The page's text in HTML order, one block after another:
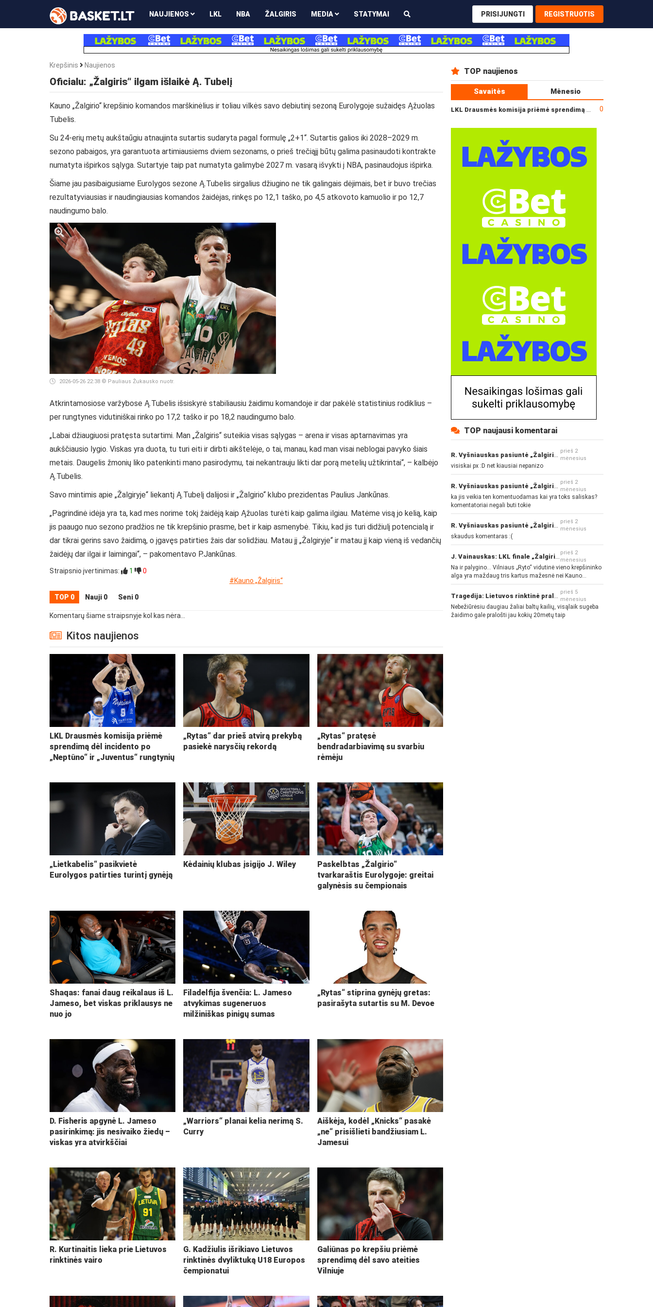
NAUJIENOS LKL NBA ŽALGIRIS MEDIA STATYMAI PRISIJUNGTI REGISTRUOTIS
Krepšinis Naujienos
Oficialu: „Žalgiris“ ilgam išlaikė Ą. Tubelį
Kauno „Žalgirio“ krepšinio komandos marškinėlius ir toliau vilkės savo debiutinį sezoną Eurolygoje sužaidęs Ąžuolas
Tubelis.
Su 24-erių metų aukštaūgiu atnaujinta sutartis sudaryta pagal formulę „2+1“. Sutartis galios iki 2028–2029 m.
sezono pabaigos, yra garantuota artimiausiems dviem sezonams, o prieš trečiąjį būtų galima pasinaudoti kontrakte
numatyta išpirkos sąlyga. Sutartyje taip pat numatyta galimybė 2027 m. vasarą išvykti į NBA, pasinaudojus išpirka.
Šiame jau pasibaigusiame Eurolygos sezone Ą.Tubelis sirgalius džiugino ne tik galingais dėjimais, bet ir buvo trečias
rezultatyviausias ir naudingiausias komandos žaidėjas, rinkęs po 12,1 taško, po 4,5 atkovoto kamuolio ir po 12,7
naudingumo balo.
2026-05-26 22:38 © Pauliaus Žukausko nuotr.
Atkrintamosiose varžybose Ą.Tubelis išsiskyrė stabiliausiu žaidimu komandoje ir dar pakėlė statistinius rodiklius –
per rungtynes vidutiniškai rinko po 17,2 taško ir po 18,2 naudingumo balo.
„Labai džiaugiuosi pratęsta sutartimi. Man „Žalgiris“ suteikia visas sąlygas – arena ir visas aptarnavimas yra
aukščiausio lygio. Viskas yra duota, tu turi eiti ir dirbti aikštelėje, o tai, manau, kad man visai neblogai pavyko šiais
metais. Daugelis žmonių liko patenkinti mano pasirodymu, tai nekantrauju likti dar porą metelių užtikrintai“, – kalbėjo
Ą.Tubelis.
Savo mintimis apie „Žalgiryje“ liekantį Ą.Tubelį dalijosi ir „Žalgirio“ klubo prezidentas Paulius Jankūnas.
„Pagrindinė idėja yra ta, kad mes norime tokį žaidėją kaip Ąžuolas turėti kaip galima ilgiau. Matėme visą jo kelią, kaip
jis paaugo nuo sezono pradžios ne tik krepšinio prasme, bet ir kaip asmenybė. Tikiu, kad jis turi didžiulį potencialą ir
dar tikrai gerins savo žaidimą, o įgavęs patirties žais dar solidžiau. Matau jį „Žalgiryje“ ir matau jį kaip vieną iš vedančių
žaidėjų dar ilgai ir laimingai“, – pakomentavo P.Jankūnas.
Straipsnio įvertinimas: 1
0
#Kauno „Žalgiris“
TOP 0 Nauji 0 Seni 0
Komentarų šiame straipsnyje kol kas nėra...
Kitos naujienos
LKL Drausmės komisija priėmė
sprendimą dėl incidento po
„Neptūno“ ir „Juventus“ rungtynių
„Rytas“ dar prieš atvirą prekybą
pasiekė narysčių rekordą
„Rytas“ pratęsė
bendradarbiavimą su svarbiu
rėmėju
„Lietkabelis“ pasikvietė
Eurolygos patirties turintį gynėją
Kėdainių klubas įsigijo J. Wiley
Paskelbtas „Žalgirio“
tvarkaraštis Eurolygoje: greitai
galynėsis su čempionais
Shaqas: fanai daug reikalaus iš L.
Jameso, bet viskas priklausys ne
nuo jo
Filadelfija švenčia: L. Jameso
atvykimas sugeneruos
milžiniškas pinigų sumas
„Rytas“ stiprina gynėjų gretas:
pasirašyta sutartis su M. Devoe
D. Fisheris apgynė L. Jameso
pasirinkimą: jis nesivaiko žiedų –
viskas yra atvirkščiai
„Warriors“ planai kelia nerimą S.
Curry
Aiškėja, kodėl „Knicks“ pasakė
„ne“ prisišlieti bandžiusiam L.
Jamesui
R. Kurtinaitis lieka prie Lietuvos
rinktinės vairo
G. Kadžiulis išrikiavo Lietuvos
rinktinės dvyliktuką U18 Europos
čempionatui
Galiūnas po krepšiu priėmė
sprendimą dėl savo ateities
Vilniuje
TOP naujienos
Savaitės Mėnesio
0
TOP naujausi komentarai
prieš 2
mėnesius
visiskai px :D net kiausiai nepanizo
prieš 2
mėnesius
ka jis veikia ten komentuodamas kai yra toks saliskas?
komentatoriai negali buti tokie
prieš 2
mėnesius
skaudus komentaras :(
prieš 2
mėnesius
Na ir palygino... Vilniaus „Ryto“ vidutinė vieno krepšininko
alga yra maždaug tris kartus mažesnė nei Kauno
„Žalgirio“... Mokama už sugebėjimus... Nėra pinigų - nėra
gerų žaidėjų...
prieš 5
mėnesius
Nebežiūrėsiu daugiau žaliai baltų kailių, visąlaik sugeba
žaidimo gale pralošti jau kokių 20metų taip